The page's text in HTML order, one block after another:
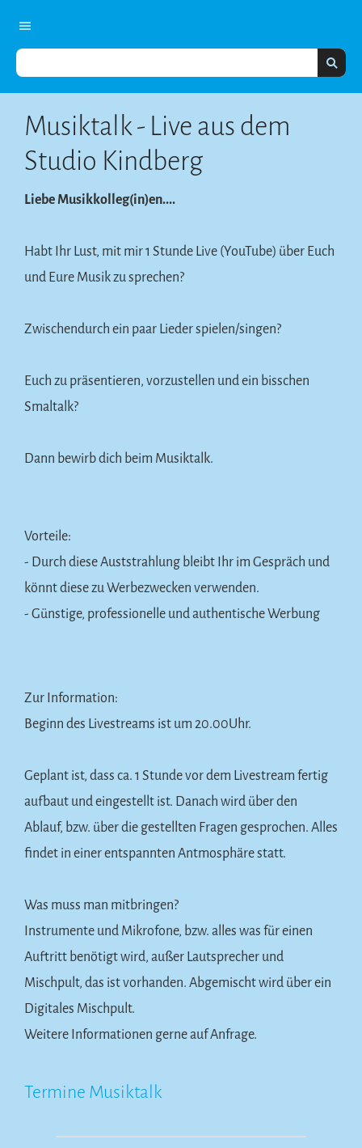
Musiktalk - Live aus dem
Studio Kindberg
Liebe Musikkolleg(in)en....
Habt Ihr Lust, mit mir 1 Stunde Live (YouTube) über Euch
und Eure Musik zu sprechen?
Zwischendurch ein paar Lieder spielen/singen?
Euch zu präsentieren, vorzustellen und ein bisschen
Smaltalk?
Dann bewirb dich beim Musiktalk.
Vorteile:
- Durch diese Auststrahlung bleibt Ihr im Gespräch und
könnt diese zu Werbezwecken verwenden.
- Günstige, professionelle und authentische Werbung
Zur Information:
Beginn des Livestreams ist um 20.00Uhr.
Geplant ist, dass ca. 1 Stunde vor dem Livestream fertig
aufbaut und eingestellt ist. Danach wird über den
Ablauf, bzw. über die gestellten Fragen gesprochen. Alles
findet in einer entspannten Antmosphäre statt.
Was muss man mitbringen?
Instrumente und Mikrofone, bzw. alles was für einen
Auftritt benötigt wird, außer Lautsprecher und
Mischpult, das ist vorhanden. Abgemischt wird über ein
Digitales Mischpult.
Weitere Informationen gerne auf Anfrage.
Termine Musiktalk